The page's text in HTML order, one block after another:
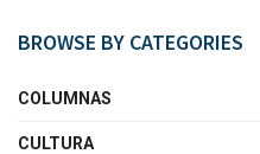
BROWSE BY CATEGORIES
COLUMNAS
CULTURA